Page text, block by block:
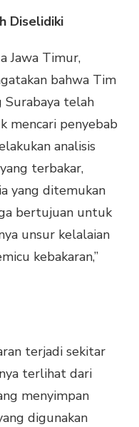
Diselidiki
Jawa Timur,
bahwa Tim
Surabaya telah
mencari penyebab
analisis
terbakar,
yang ditemukan
bertujuan untuk
unsur kelalaian
kebakaran,”
terjadi sekitar
terlihat dari
menyimpan
digunakan